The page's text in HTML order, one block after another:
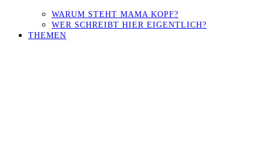
WARUM STEHT MAMA KOPF?
WER SCHREIBT HIER EIGENTLICH?
THEMEN